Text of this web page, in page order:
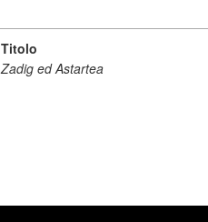
Titolo
Zadig ed Astartea